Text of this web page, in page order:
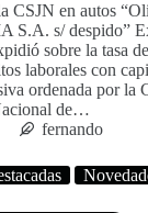
CSJN en autos
S.A. s/ despido”
sobre la tasa
laborales con
ordenada por la
de…
fernando